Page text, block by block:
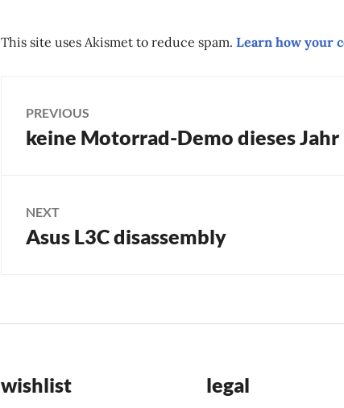
This site uses Akismet to reduce spam. Learn how your
Post
navigation
PREVIOUS
Previous
keine Motorrad-Demo dieses Jahr
NEXT
Next
Asus L3C disassembly
wishlist legal